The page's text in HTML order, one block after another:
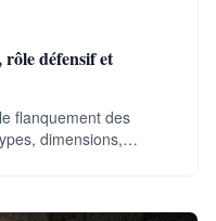
défensif et
flanquement des
dimensions,